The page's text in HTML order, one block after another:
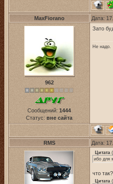
MaxFiorano Дата:
962
Сообщений: 1444
Статус: вне сайта
Зато
Не надо.
RMS Дата:
Цитата (
ибо для
что
Цитата (